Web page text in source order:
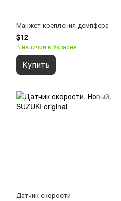
Манжет крепления демпфера
$12
В наличии в Украине
Купить
Датчик скорости